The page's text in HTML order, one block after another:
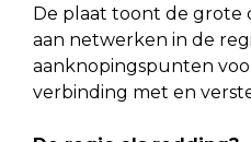
De plaat toont de grote
aan netwerken in de
aanknopingspunten
verbinding met en